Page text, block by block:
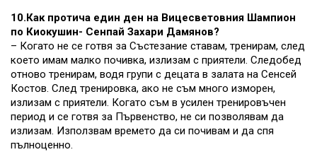
10.Как протича един ден на Вицесветовния Шампион
по Киокушин- Сенпай Захари Дамянов?
– Когато не се готвя за Състезание ставам, тренирам, след
което имам малко почивка, излизам с приятели. Следобед
отново тренирам, водя групи с децата в залата на Сенсей
Костов. След тренировка, ако не съм много изморен,
излизам с приятели. Когато съм в усилен тренировъчен
период и се готвя за Първенство, не си позволявам да
излизам. Използвам времето да си почивам и да спя
пълноценно.